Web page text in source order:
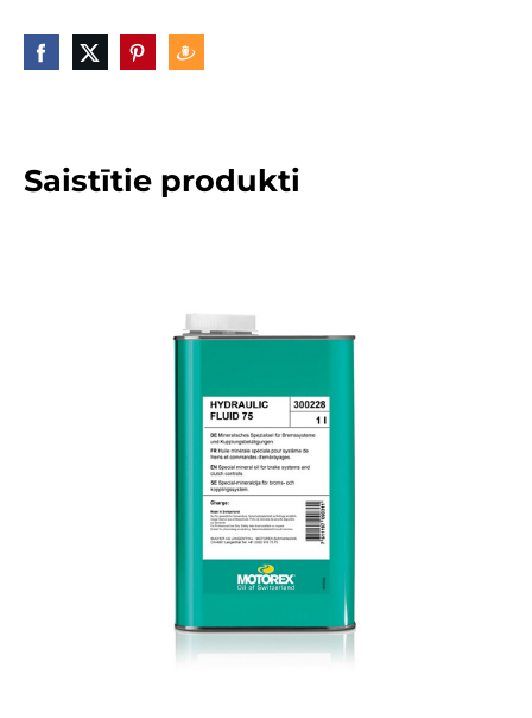
Saistītie produkti